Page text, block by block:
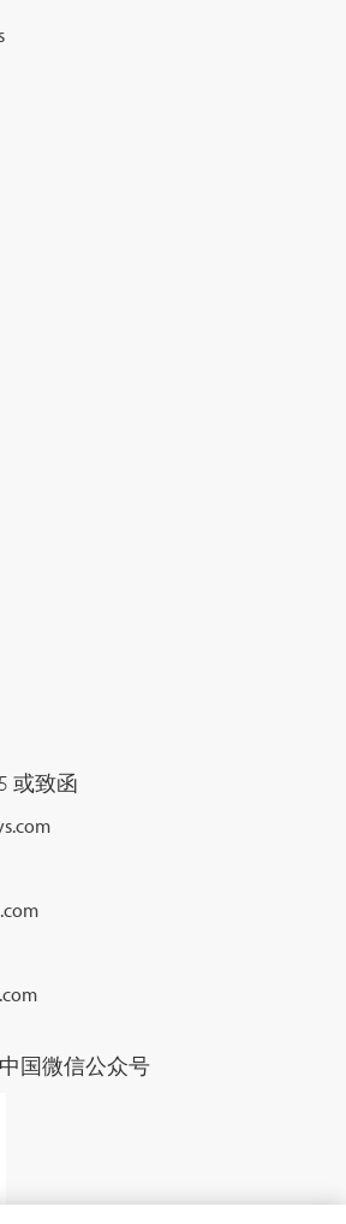
或致函
国微信公众号